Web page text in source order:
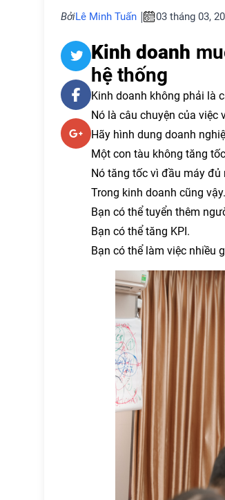
BởiLê Minh Tuấn 03 tháng 03,
Kinh doanh
hệ thống
Kinh doanh không phải là
Nó là câu chuyện của việc
Hãy hình dung doanh
Một con tàu không tăng
Nó tăng tốc vì đầu máy đủ
Trong kinh doanh cũng vậy.
Bạn có thể tuyển thêm
Bạn có thể tăng KPI.
Bạn có thể làm việc nhiều